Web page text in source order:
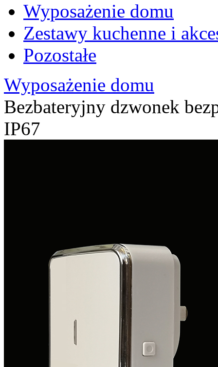
Wyposażenie domu
Zestawy kuchenne i
Pozostałe
Wyposażenie domu
Bezbateryjny dzwonek
IP67